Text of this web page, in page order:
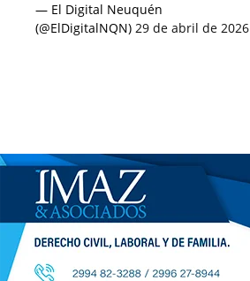
— El Digital Neuquén
(@ElDigitalNQN) 29 de abril de 2026